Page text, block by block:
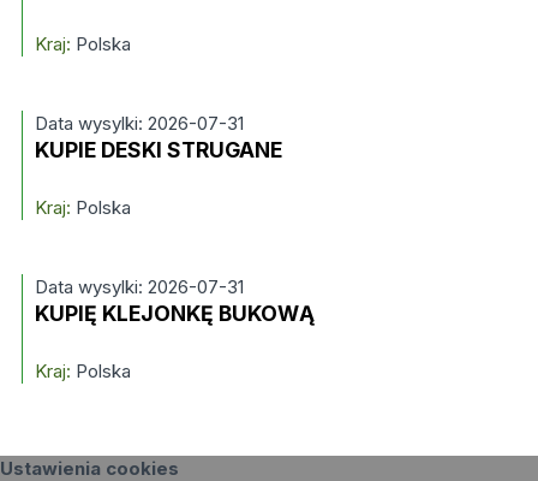
Kraj: Polska
Data wysylki: 2026-07-31
KUPIE DESKI STRUGANE
Kraj: Polska
Data wysylki: 2026-07-31
KUPIĘ KLEJONKĘ BUKOWĄ
Kraj: Polska
Ustawienia cookies